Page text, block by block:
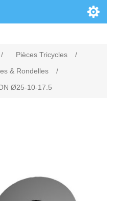
/ Pièces Tricycles
/
& Rondelles
/
Ø25-10-17.5